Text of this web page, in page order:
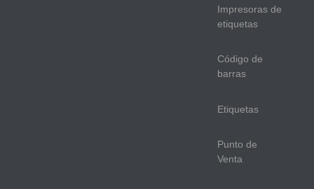
Impresoras de
etiquetas
Código de
barras
Etiquetas
Punto de
Venta